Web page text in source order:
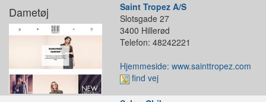
Dametøj
Saint Tropez A/S
Slotsgade 27
3400 Hillerød
Telefon: 48242221
Hjemmeside: www.sainttropez.com
find vej